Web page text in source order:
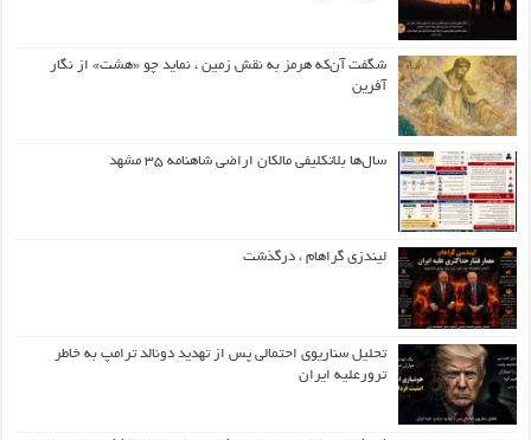
شگفت آن‌که هرمز به نقش زمین ، نماید چو «هشت» از نگار
آفرین
سال‌ها بلاتکلیفی مالکان اراضی شاهنامه ۳۵ مشهد
لیندزی گراهام ، درگذشت
تحلیل سناریوی احتمالی پس از تهدید دونالد ترامپ به خاطر
ترورعلیه ایران